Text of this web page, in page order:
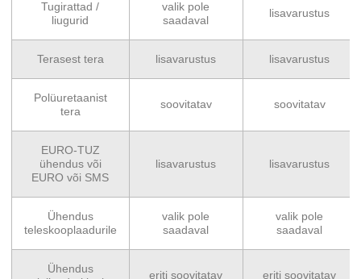
Tugirattad /
liugurid
valik pole
saadaval
lisavarustus
Terasest tera lisavarustus lisavarustus
Polüuretaanist
tera
soovitatav soovitatav
EURO-TUZ
ühendus või
EURO või SMS
lisavarustus lisavarustus
Ühendus
teleskooplaadurile
valik pole
saadaval
valik pole
saadaval
Ühendus
eriti soovitatav eriti soovitatav